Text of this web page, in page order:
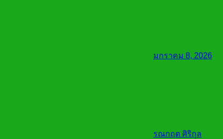
มกราคม 8, 2026
รณกฤต ศิริกุล